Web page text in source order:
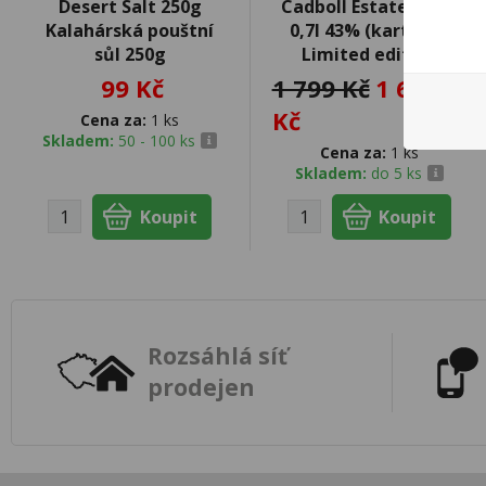
Desert Salt 250g
Kalahárská pouštní
sůl 250g
99 Kč
Cena za: 1 ks
Skladem: 50 - 100 ks
Cadboll Estate 15YO
0,7l 43% (karton) -
Limited edition
1 799 Kč 1 699
Kč
Cena za: 1 ks
Skladem: do 5 ks
Rozsáhlá síť
prodejen